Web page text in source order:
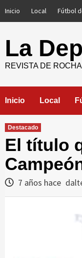
Inicio Local Fútbol
La
REVISTA DE
Inicio Local
Destacado
El título
7 años hace